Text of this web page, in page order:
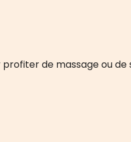
de massage ou